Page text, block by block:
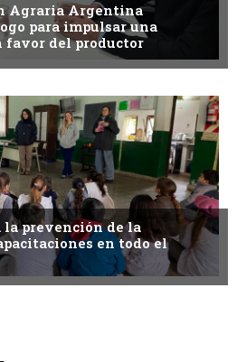
Agraria Argentina
para impulsar una
favor del productor
la prevención de la
en todo el